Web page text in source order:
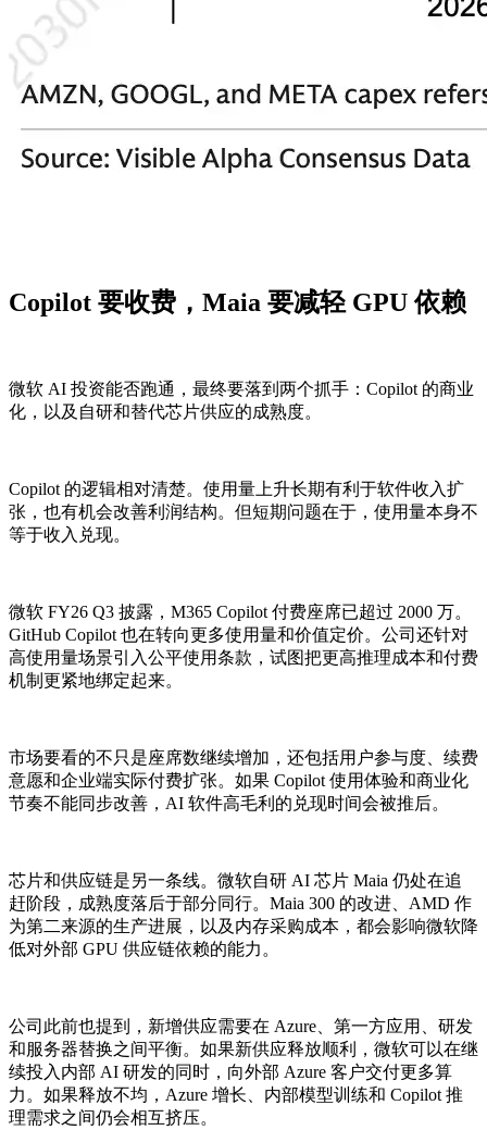
Copilot 要收费，Maia 要减轻 GPU 依赖
微软 AI 投资能否跑通，最终要落到两个抓手：Copilot 的商业
化，以及自研和替代芯片供应的成熟度。
Copilot 的逻辑相对清楚。使用量上升长期有利于软件收入扩
张，也有机会改善利润结构。但短期问题在于，使用量本身不
等于收入兑现。
微软 FY26 Q3 披露，M365 Copilot 付费座席已超过 2000 万。
GitHub Copilot 也在转向更多使用量和价值定价。公司还针对
高使用量场景引入公平使用条款，试图把更高推理成本和付费
机制更紧地绑定起来。
市场要看的不只是座席数继续增加，还包括用户参与度、续费
意愿和企业端实际付费扩张。如果 Copilot 使用体验和商业化
节奏不能同步改善，AI 软件高毛利的兑现时间会被推后。
芯片和供应链是另一条线。微软自研 AI 芯片 Maia 仍处在追
赶阶段，成熟度落后于部分同行。Maia 300 的改进、AMD 作
为第二来源的生产进展，以及内存采购成本，都会影响微软降
低对外部 GPU 供应链依赖的能力。
公司此前也提到，新增供应需要在 Azure、第一方应用、研发
和服务器替换之间平衡。如果新供应释放顺利，微软可以在继
续投入内部 AI 研发的同时，向外部 Azure 客户交付更多算
力。如果释放不均，Azure 增长、内部模型训练和 Copilot 推
理需求之间仍会相互挤压。